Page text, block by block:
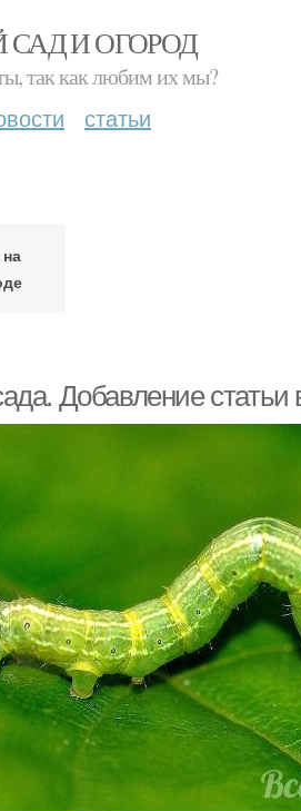
И ОГОРОД
так как любим их мы?
статьи
Добавление статьи